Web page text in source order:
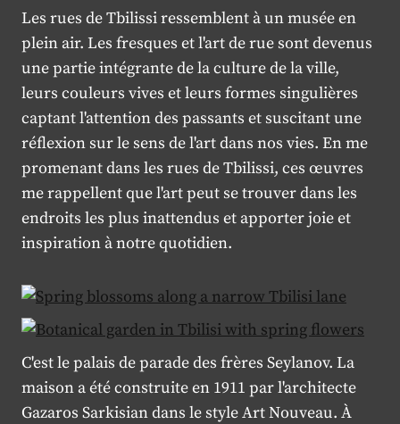
Les rues de Tbilissi ressemblent à un musée en
plein air. Les fresques et l'art de rue sont devenus
une partie intégrante de la culture de la ville,
leurs couleurs vives et leurs formes singulières
captant l'attention des passants et suscitant une
réflexion sur le sens de l'art dans nos vies. En me
promenant dans les rues de Tbilissi, ces œuvres
me rappellent que l'art peut se trouver dans les
endroits les plus inattendus et apporter joie et
inspiration à notre quotidien.
C'est le palais de parade des frères Seylanov. La
maison a été construite en 1911 par l'architecte
Gazaros Sarkisian dans le style Art Nouveau. À